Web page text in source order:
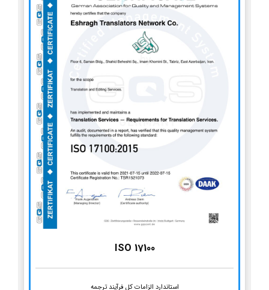
ISO 17100
استاندارد الزامات کل فرآیند ترجمه